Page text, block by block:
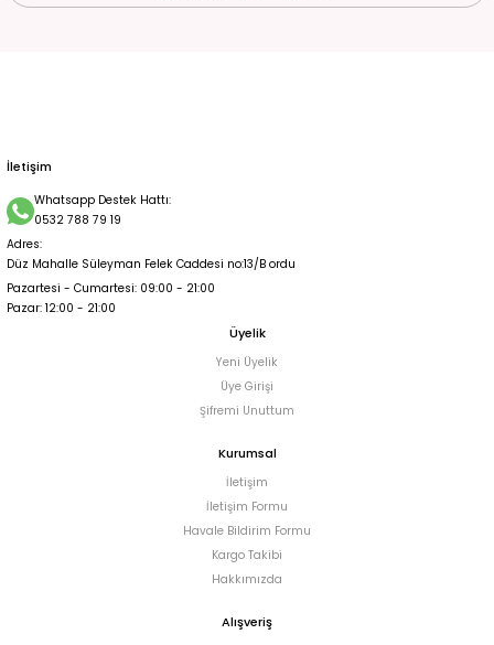
Siyah gold detayı olan boyundan düğmeli sırtı açık balık model şık elbise L
1.750,00 TL
İletişim
Whatsapp Destek Hattı:
0532 788 79 19
Adres:
Düz Mahalle Süleyman Felek Caddesi no:13/B ordu
Pazartesi - Cumartesi: 09:00 - 21:00
Pazar: 12:00 - 21:00
Üyelik
Yeni Üyelik
Üye Girişi
Şifremi Unuttum
Kurumsal
İletişim
İletişim Formu
Havale Bildirim Formu
Kargo Takibi
Hakkımızda
Alışveriş